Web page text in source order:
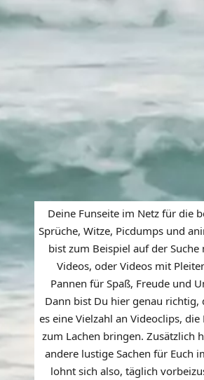
Deine Funseite im Netz für die
Sprüche, Witze, Picdumps und
bist zum Beispiel auf der Suche
Videos, oder Videos mit
Pannen für Spaß, Freude und
Dann bist Du hier genau richtig,
es eine Vielzahl an Videoclips,
zum Lachen bringen. Zusätzlich
andere lustige Sachen für Euch
lohnt sich also, täglich